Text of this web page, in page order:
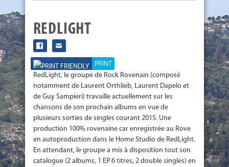
REDLIGHT
PRINT
RedLight, le groupe de Rock Rovenain (composé
notamment de Laurent Orthlieb, Laurent Dapelo et
de Guy Sampieri) travaille actuellement sur les
chansons de son prochain albums en vue de
plusieurs sorties de singles courant 2015. Une
production 100% rovenaine car enregistrée au Rove
en autoproduction dans le Home Studio de RedLight.
En attendant, le groupe a mis à disposition tout son
catalogue (2 albums, 1 EP 6 titres, 2 double singles) en